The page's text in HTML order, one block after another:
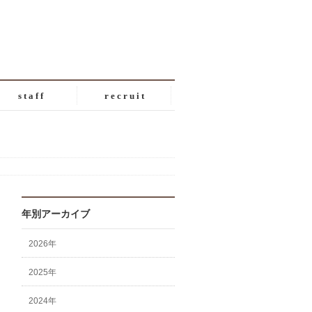
s t a f f r e c r u i t
年別アーカイブ
2026年
2025年
2024年